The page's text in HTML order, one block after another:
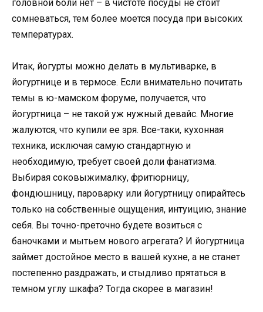
головной боли нет – в чистоте посуды не стоит
сомневаться, тем более моется посуда при высоких
температурах.
Итак, йогурты можно делать в мультиварке, в
йогуртнице и в термосе. Если внимательно почитать
темы в ю-мамском форуме, получается, что
йогуртница – не такой уж нужный девайс. Многие
жалуются, что купили ее зря. Все-таки, кухонная
техника, исключая самую стандартную и
необходимую, требует своей доли фанатизма.
Выбирая соковыжималку, фритюрницу,
фондюшницу, пароварку или йогуртницу опирайтесь
только на собственные ощущения, интуицию, знание
себя. Вы точно-преточно будете возиться с
баночками и мытьем нового агрегата? И йогуртница
займет достойное место в вашей кухне, а не станет
постепенно раздражать, и стыдливо прятаться в
темном углу шкафа? Тогда скорее в магазин!